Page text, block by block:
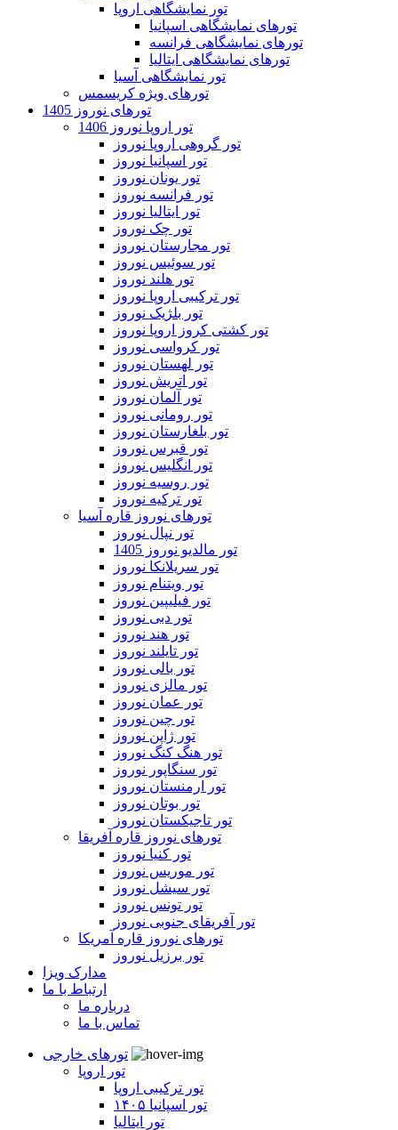
تور نمایشگاهی اروپا
تورهای نمایشگاهی اسپانیا
تورهای نمایشگاهی فرانسه
تورهای نمایشگاهی ایتالیا
تور نمایشگاهی آسیا
تورهای ویژه کریسمس
تورهای نوروز 1405
تور اروپا نوروز 1406
تور گروهی اروپا نوروز
تور اسپانیا نوروز
تور یونان نوروز
تور فرانسه نوروز
تور ایتالیا نوروز
تور چک نوروز
تور مجارستان نوروز
تور سوئیس نوروز
تور هلند نوروز
تور ترکیبی اروپا نوروز
تور بلژیک نوروز
تور کشتی کروز اروپا نوروز
تور کرواسی نوروز
تور لهستان نوروز
تور اتریش نوروز
تور آلمان نوروز
تور رومانی نوروز
تور بلغارستان نوروز
تور قبرس نوروز
تور انگلیس نوروز
تور روسیه نوروز
تور ترکیه نوروز
تورهای نوروز قاره آسیا
تور نپال نوروز
تور مالدیو نوروز 1405
تور سریلانکا نوروز
تور ویتنام نوروز
تور فیلیپین نوروز
تور دبی نوروز
تور هند نوروز
تور تایلند نوروز
تور بالی نوروز
تور مالزی نوروز
تور عمان نوروز
تور چین نوروز
تور ژاپن نوروز
تور هنگ کنگ نوروز
تور سنگاپور نوروز
تور ارمنستان نوروز
تور بوتان نوروز
تور تاجیکستان نوروز
تورهای نوروز قاره آفریقا
تور کنیا نوروز
تور موریس نوروز
تور سیشل نوروز
تور تونس نوروز
تور آفریقای جنوبی نوروز
تورهای نوروز قاره آمریکا
تور برزیل نوروز
مدارک ویزا
ارتباط با ما
درباره ما
تماس با ما
تورهای خارجی
تور اروپا
تور ترکیبی اروپا
تور اسپانیا ۱۴۰۵
تور ایتالیا